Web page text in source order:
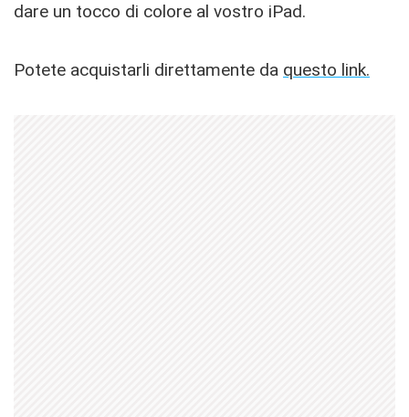
dare un tocco di colore al vostro iPad.
Potete acquistarli direttamente da questo link.